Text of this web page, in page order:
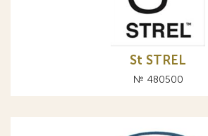
St STREL
№ 480500